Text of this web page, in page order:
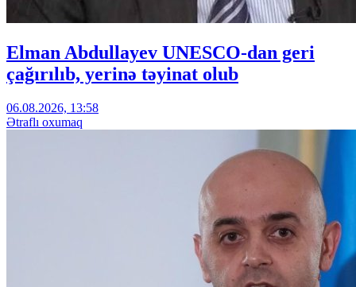
Elman Abdullayev UNESCO-dan geri
çağırılıb, yerinə təyinat olub
06.08.2026, 13:58
Ətraflı oxumaq